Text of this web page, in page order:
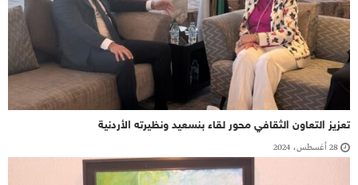
تعزيز التعاون الثقافي محور لقاء بنسعيد ونظيرته الأردنية
28 أغسطس، 2024